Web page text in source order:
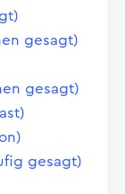
gesagt)
gesagt)
gesagt)